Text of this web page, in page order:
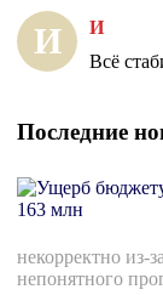
И И
Всё
Последние
некорректно из-
непонятного